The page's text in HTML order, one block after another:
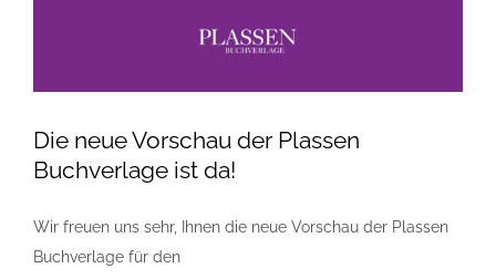
Die neue Vorschau der Plassen
Buchverlage ist da!
Wir freuen uns sehr, Ihnen die neue Vorschau der Plassen
Buchverlage für den